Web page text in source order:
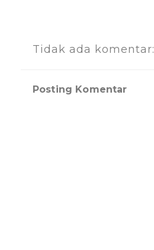
Tidak ada komentar:
Posting Komentar